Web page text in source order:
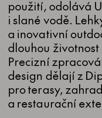
použití, odolává
i slané vodě.
a inovativní
dlouhou
Precizní
design dělají z
pro terasy,
a restaurační